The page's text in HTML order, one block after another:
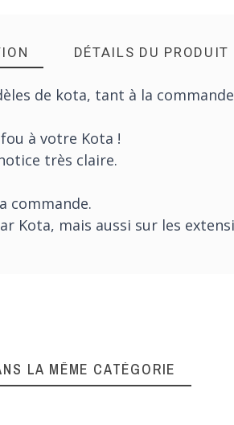
DÉTAILS DU PRODUIT
de kota, tant à la
à votre Kota !
très claire.
commande.
Kota, mais aussi sur les
LA MÊME CATÉGORIE